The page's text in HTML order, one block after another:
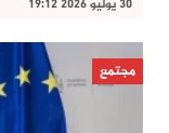
30 يوليو 2026 19:12
مجتمع